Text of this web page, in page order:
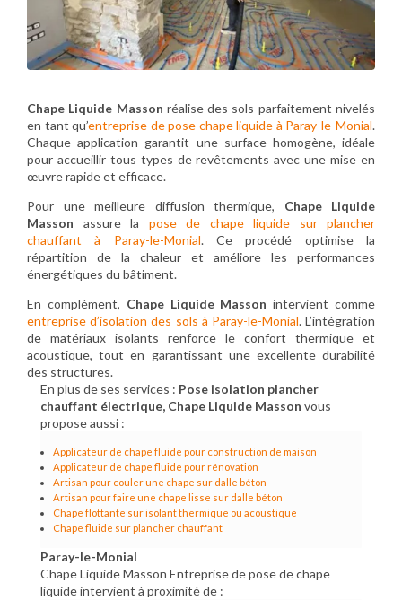
Chape Liquide Masson réalise des sols parfaitement nivelés
en tant qu’entreprise de pose chape liquide à Paray-le-Monial.
Chaque application garantit une surface homogène, idéale
pour accueillir tous types de revêtements avec une mise en
œuvre rapide et efficace.
Pour une meilleure diffusion thermique, Chape Liquide
Masson assure la pose de chape liquide sur plancher
chauffant à Paray-le-Monial. Ce procédé optimise la
répartition de la chaleur et améliore les performances
énergétiques du bâtiment.
En complément, Chape Liquide Masson intervient comme
entreprise d’isolation des sols à Paray-le-Monial. L’intégration
de matériaux isolants renforce le confort thermique et
acoustique, tout en garantissant une excellente durabilité
des structures.
En plus de ses services : Pose isolation plancher
chauffant électrique, Chape Liquide Masson vous
propose aussi :
Applicateur de chape fluide pour construction de maison
Applicateur de chape fluide pour rénovation
Artisan pour couler une chape sur dalle béton
Artisan pour faire une chape lisse sur dalle béton
Chape flottante sur isolant thermique ou acoustique
Chape fluide sur plancher chauffant
Paray-le-Monial
Chape Liquide Masson Entreprise de pose de chape
liquide intervient à proximité de :